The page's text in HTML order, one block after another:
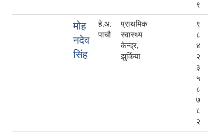
९
मोह
नदेव
सिंह
हे.अ.
पाचौ
प्राथमिक
स्वास्थ्य
केन्द्र,
झुर्किया
९
८
४
२
३
५
८
७
८
२